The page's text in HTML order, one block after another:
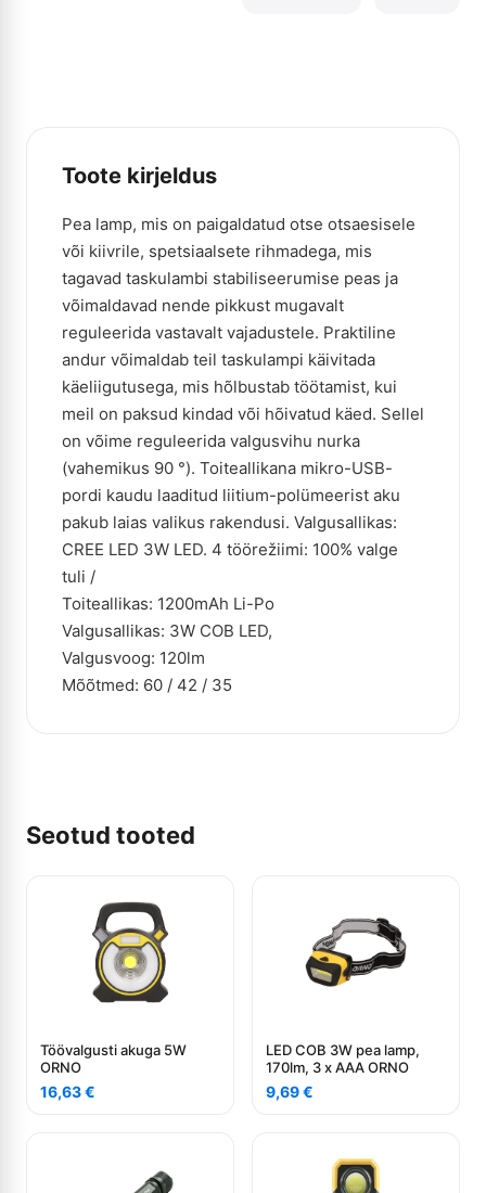
Toote kirjeldus
Pea lamp, mis on paigaldatud otse otsaesisele
või kiivrile, spetsiaalsete rihmadega, mis
tagavad taskulambi stabiliseerumise peas ja
võimaldavad nende pikkust mugavalt
reguleerida vastavalt vajadustele. Praktiline
andur võimaldab teil taskulampi käivitada
käeliigutusega, mis hõlbustab töötamist, kui
meil on paksud kindad või hõivatud käed. Sellel
on võime reguleerida valgusvihu nurka
(vahemikus 90 °). Toiteallikana mikro-USB-
pordi kaudu laaditud liitium-polümeerist aku
pakub laias valikus rakendusi. Valgusallikas:
CREE LED 3W LED. 4 töörežiimi: 100% valge
tuli /
Toiteallikas: 1200mAh Li-Po
Valgusallikas: 3W COB LED,
Valgusvoog: 120lm
Mõõtmed: 60 / 42 / 35
Seotud tooted
Töövalgusti akuga 5W
ORNO
16,63€
LED COB 3W pea lamp,
170lm, 3 x AAA ORNO
9,69€